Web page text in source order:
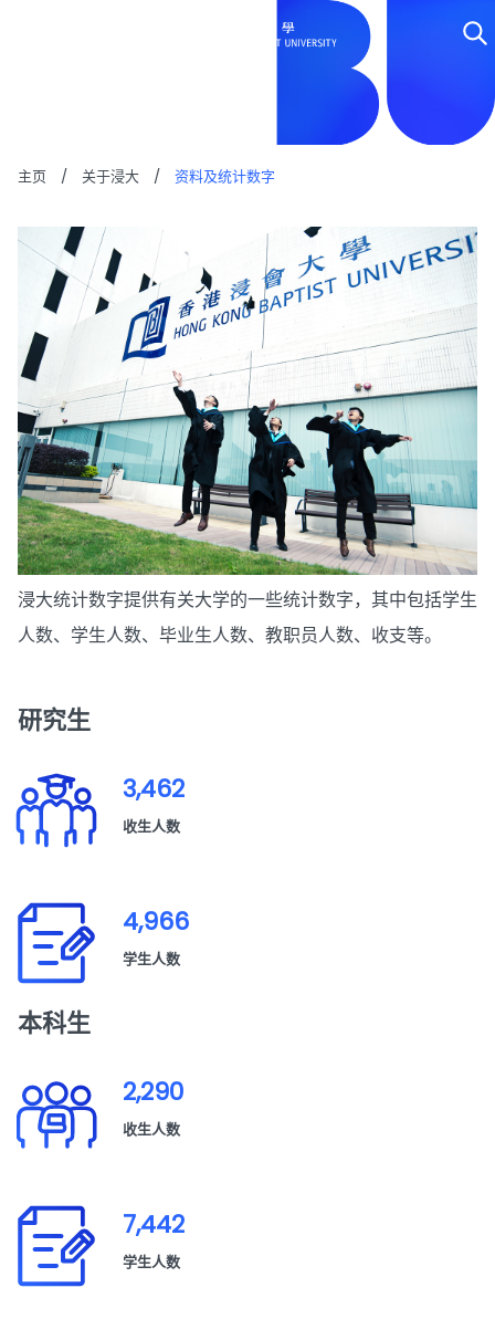
主页 / 关于浸大 / 资料及统计数字
浸大统计数字提供有关大学的一些统计数字，其中包括学生
人数、学生人数、毕业生人数、教职员人数、收支等。
研究生
3,462
收生人数
4,966
学生人数
本科生
2,290
收生人数
7,442
学生人数